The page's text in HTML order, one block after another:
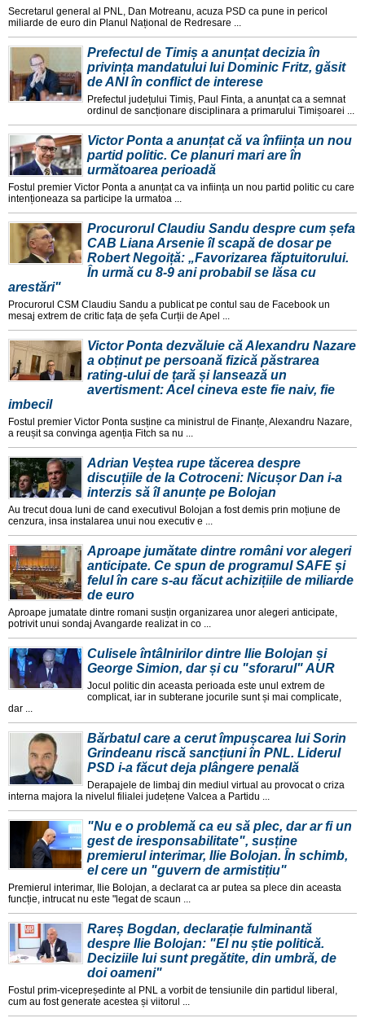
Secretarul general al PNL, Dan Motreanu, acuza PSD ca pune in pericol
miliarde de euro din Planul Național de Redresare ...
Prefectul de Timiș a anunțat decizia în
privința mandatului lui Dominic Fritz, găsit
de ANI în conflict de interese
Prefectul județului Timiș, Paul Finta, a anunțat ca a semnat
ordinul de sancționare disciplinara a primarului Timișoarei ...
Victor Ponta a anunțat că va înființa un nou
partid politic. Ce planuri mari are în
următoarea perioadă
Fostul premier Victor Ponta a anunțat ca va inființa un nou partid politic cu care
intenționeaza sa participe la urmatoa ...
Procurorul Claudiu Sandu despre cum șefa
CAB Liana Arsenie îl scapă de dosar pe
Robert Negoiță: „Favorizarea făptuitorului.
În urmă cu 8-9 ani probabil se lăsa cu
arestări"
Procurorul CSM Claudiu Sandu a publicat pe contul sau de Facebook un
mesaj extrem de critic fața de șefa Curții de Apel ...
Victor Ponta dezvăluie că Alexandru Nazare
a obținut pe persoană fizică păstrarea
rating-ului de țară și lansează un
avertisment: Acel cineva este fie naiv, fie
imbecil
Fostul premier Victor Ponta susține ca ministrul de Finanțe, Alexandru Nazare,
a reușit sa convinga agenția Fitch sa nu ...
Adrian Veștea rupe tăcerea despre
discuțiile de la Cotroceni: Nicușor Dan i-a
interzis să îl anunțe pe Bolojan
Au trecut doua luni de cand executivul Bolojan a fost demis prin moțiune de
cenzura, insa instalarea unui nou executiv e ...
Aproape jumătate dintre români vor alegeri
anticipate. Ce spun de programul SAFE și
felul în care s-au făcut achizițiile de miliarde
de euro
Aproape jumatate dintre romani susțin organizarea unor alegeri anticipate,
potrivit unui sondaj Avangarde realizat in co ...
Culisele întâlnirilor dintre Ilie Bolojan și
George Simion, dar și cu "sforarul" AUR
Jocul politic din aceasta perioada este unul extrem de
complicat, iar in subterane jocurile sunt și mai complicate,
dar ...
Bărbatul care a cerut împușcarea lui Sorin
Grindeanu riscă sancțiuni în PNL. Liderul
PSD i-a făcut deja plângere penală
Derapajele de limbaj din mediul virtual au provocat o criza
interna majora la nivelul filialei județene Valcea a Partidu ...
"Nu e o problemă ca eu să plec, dar ar fi un
gest de iresponsabilitate", susține
premierul interimar, Ilie Bolojan. În schimb,
el cere un "guvern de armistițiu"
Premierul interimar, Ilie Bolojan, a declarat ca ar putea sa plece din aceasta
funcție, intrucat nu este "legat de scaun ...
Rareș Bogdan, declarație fulminantă
despre Ilie Bolojan: "El nu știe politică.
Deciziile lui sunt pregătite, din umbră, de
doi oameni"
Fostul prim-vicepreședinte al PNL a vorbit de tensiunile din partidul liberal,
cum au fost generate acestea și viitorul ...